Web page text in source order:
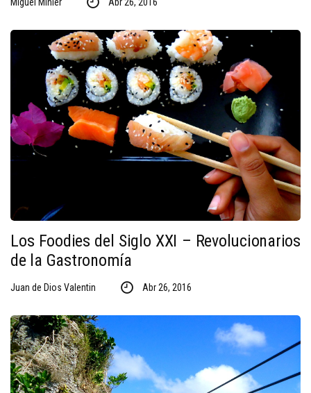
Miguel Minier Abr 26, 2016
Los Foodies del Siglo XXI – Revolucionarios
de la Gastronomía
Juan de Dios Valentin Abr 26, 2016